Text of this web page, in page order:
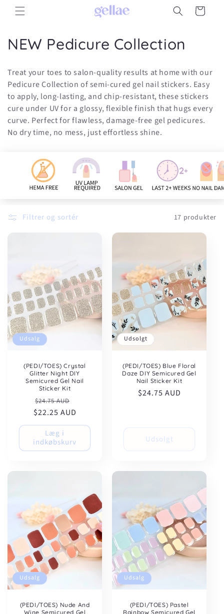
Gå til
indhold
Indkøbskurv
K
l
l
e
k
n
:
NEW Pedicure Collection
Treat your toes to salon-quality results at home with our
Pedicure Collection of semi-cured gel nail stickers. Easy
to apply, long-lasting, and chip-resistant, these stickers
cure under UV for a glossy, flexible finish that hugs every
curve. Perfect for flawless, damage-free gel pedicures.
No dry time, no mess, just effortless shine.
Filtrer og sortér 17 produkter
Udsalg
(PEDI/TOES) Crystal
Glitter Night DIY
Semicured Gel Nail
Sticker Kit
Normalpris
$24.75 AUD
$22.25 AUD
Læg i
indkøbskurv
Udsolgt
(PEDI/TOES) Blue Floral
Daze DIY Semicured Gel
Nail Sticker Kit
Normalpris
$24.75 AUD
Udsolgt
Udsalg
(PEDI/TOES) Nude And
Wine Semicured Gel
Udsalg
(PEDI/TOES) Pastel
Rainbow Semicured Gel